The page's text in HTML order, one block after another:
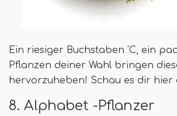
Ein riesiger Buchstaben 'C, ein
Pflanzen deiner Wahl bringen
hervorzuheben! Schau es dir hier
8. Alphabet -Pflanzer